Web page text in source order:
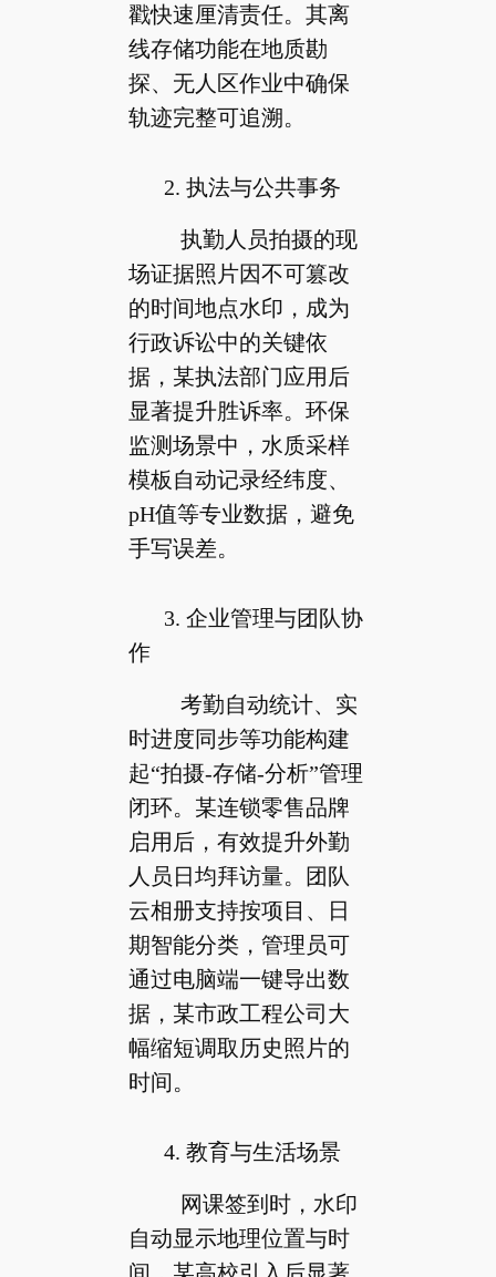
戳快速厘清责任。其离
线存储功能在地质勘
探、无人区作业中确保
轨迹完整可追溯。
2. 执法与公共事务
执勤人员拍摄的现
场证据照片因不可篡改
的时间地点水印，成为
行政诉讼中的关键依
据，某执法部门应用后
显著提升胜诉率。环保
监测场景中，水质采样
模板自动记录经纬度、
pH值等专业数据，避免
手写误差。
3. 企业管理与团队协
作
考勤自动统计、实
时进度同步等功能构建
起“拍摄-存储-分析”管理
闭环。某连锁零售品牌
启用后，有效提升外勤
人员日均拜访量。团队
云相册支持按项目、日
期智能分类，管理员可
通过电脑端一键导出数
据，某市政工程公司大
幅缩短调取历史照片的
时间。
4. 教育与生活场景
网课签到时，水印
自动显示地理位置与时